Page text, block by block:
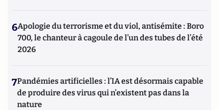
6Apologie du terrorisme et du viol, antisémite : Boro
700, le chanteur à cagoule de l’un des tubes de l’été
2026
7Pandémies artificielles : l’IA est désormais capable
de produire des virus qui n’existent pas dans la
nature